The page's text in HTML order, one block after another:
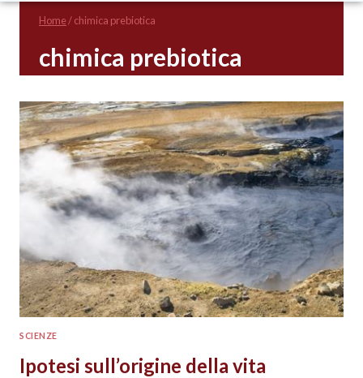
Home/chimica prebiotica
chimica prebiotica
SCIENZE
Ipotesi sull’origine della vita